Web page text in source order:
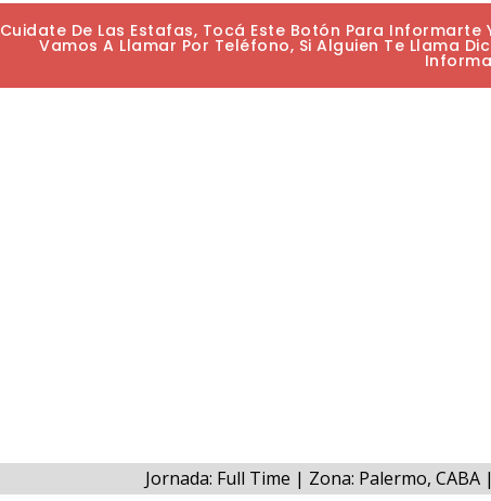
Cuidate De Las Estafas, Tocá Este Botón Para Informarte
Vamos A Llamar Por Teléfono, Si Alguien Te Llama
Jornada: Full Time | Zona: Palermo,